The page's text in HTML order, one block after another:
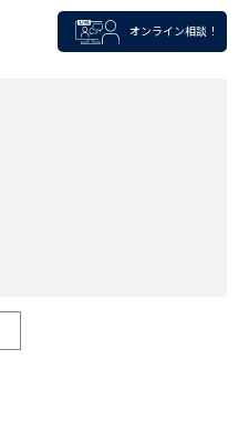
オンライン相談！